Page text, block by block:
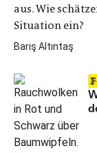
aus. Wie
Situation ein?
Barış Altıntaş